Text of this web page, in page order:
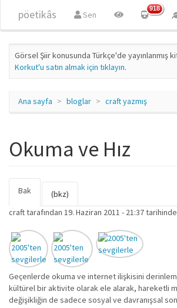
pöetikâs Sen
918
Görsel Şiir konusunda Türkçe'de yayınlanmış
Korkut'u satın almak için tıklayın.
Ana sayfa bloglar craft yazmış
Okuma ve Hız
Birincil sekmeler
Bak
sekme)
(bkz)
crafttarafından 19. Haziran 2011 - 21:37
Geçenlerde okuma ve internet ilişkisini
kültürel bir aktivite olarak ele alarak, hareketli
değişikliğin de sadece sosyal ve davranışsal